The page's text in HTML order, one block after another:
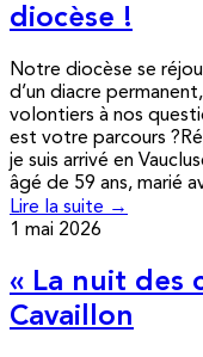
diocèse !
Notre diocèse se
d’un diacre
volontiers à nos
est votre parcours
je suis arrivé en
âgé de 59 ans, marié
Lire la suite →
1 mai 2026
« La nuit des
Cavaillon